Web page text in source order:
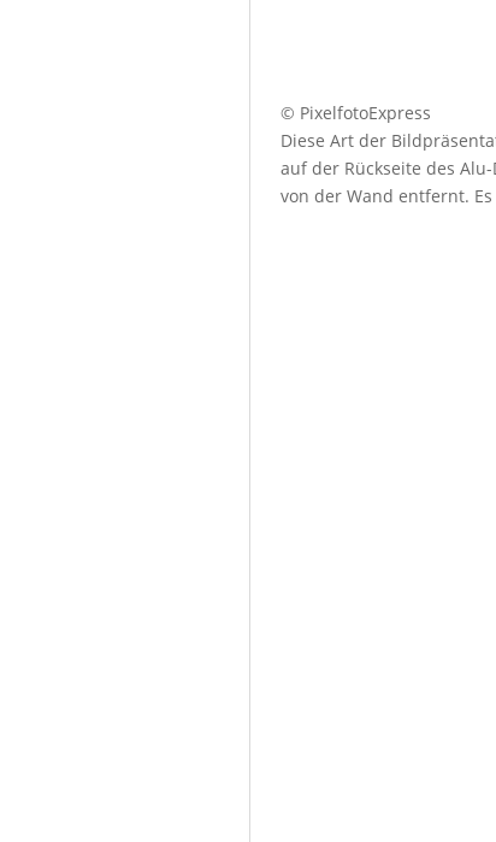
© PixelfotoExpress
Diese Art der
auf der Rückseite des
von der Wand entfernt.